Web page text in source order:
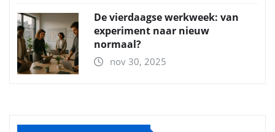
De vierdaagse werkweek: van
experiment naar nieuw
normaal?
nov 30, 2025